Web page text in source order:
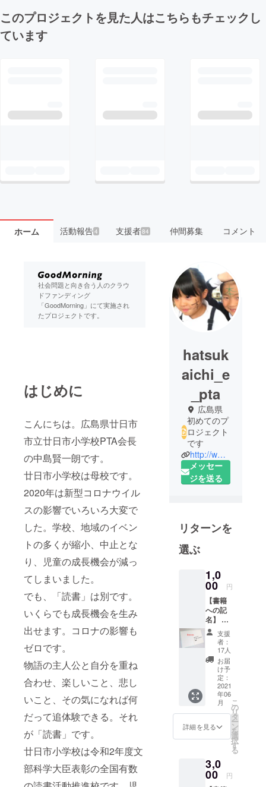
このプロジェクトを見た人はこちらもチェックし
ています
ホーム 活動報告4 支援者84 仲間募集 コメント
社会問題と向き合う人のクラウ
ドファンディング
「GoodMorning」にて実施され
たプロジェクトです。
はじめに
こんにちは。広島県廿日市
市立廿日市小学校PTA会長
の中島賢一朗です。
廿日市小学校は母校です。
2020年は新型コロナウイル
スの影響でいろいろ大変で
した。学校、地域のイベン
トの多くが縮小、中止とな
り、児童の成長機会が減っ
てしまいました。
でも、「読書」は別です。
いくらでも成長機会を生み
出せます。コロナの影響も
ゼロです。
物語の主人公と自分を重ね
合わせ、楽しいこと、悲し
いこと、その気になれば何
だって追体験できる。それ
が「読書」です。
廿日市小学校は令和2年度文
部科学大臣表彰の全国有数
hatsuk
aichi_e
_pta
広島県
初めてのプ
ロジェクト
です
http://www.hatsukaichi-edu.jp/hatsukaichi-e/
メッセー
ジを送る
リターンを
選ぶ
1,0
00 円
【書籍
への記
名】 1
口
（1000
円）に
つき、
購入し
た書籍
１冊の
見返し
部分に
支援者
のお名
前を入
れさせ
だきま
す。備
考欄に
支援
者：
17人
お届
け予
定：
2021
年06
月
詳細を見る
こ
の
リ
タ
ー
ン
を
選
択
す
る
3,0
00 円